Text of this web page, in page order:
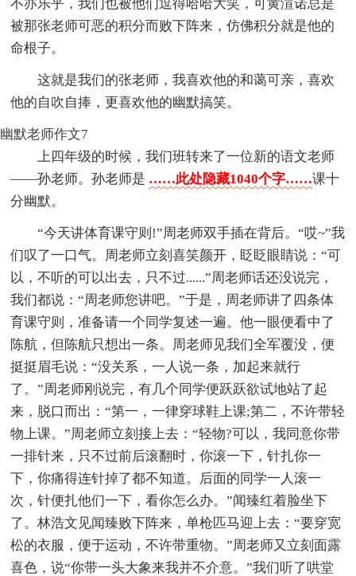
不亦乐乎，我们也被他们逗得哈哈大笑，可黄渲诺总是
被那张老师可恶的积分而败下阵来，仿佛积分就是他的
命根子。
这就是我们的张老师，我喜欢他的和蔼可亲，喜欢
他的自吹自捧，更喜欢他的幽默搞笑。
幽默老师作文7
上四年级的时候，我们班转来了一位新的语文老师
——孙老师。孙老师是 ……此处隐藏1040个字……课十
分幽默。
“今天讲体育课守则!”周老师双手插在背后。“哎~”我
们叹了一口气。周老师立刻喜笑颜开，眨眨眼睛说：“可
以，不听的可以出去，只不过......”周老师话还没说完，
我们都说：“周老师您讲吧。”于是，周老师讲了四条体
育课守则，准备请一个同学复述一遍。他一眼便看中了
陈航，但陈航只想出一条。周老师见我们全军覆没，便
挺挺眉毛说：“没关系，一人说一条，加起来就行
了。”周老师刚说完，有几个同学便跃跃欲试地站了起
来，脱口而出：“第一，一律穿球鞋上课;第二，不许带轻
物上课。”周老师立刻接上去：“轻物?可以，我同意你带
一排针来，只不过前后滚翻时，你滚一下，针扎你一
下，你痛得连针掉了都不知道。后面的同学一人滚一
次，针便扎他们一下，看你怎么办。”闻臻红着脸坐下
了。林浩文见闻臻败下阵来，单枪匹马迎上去：“要穿宽
松的衣服，便于运动，不许带重物。”周老师又立刻面露
喜色，说“你带一头大象来我并不介意。”我们听了哄堂